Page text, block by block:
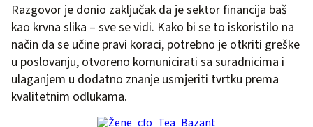
Razgovor je donio zaključak da je sektor financija baš
kao krvna slika – sve se vidi. Kako bi se to iskoristilo na
način da se učine pravi koraci, potrebno je otkriti greške
u poslovanju, otvoreno komunicirati sa suradnicima i
ulaganjem u dodatno znanje usmjeriti tvrtku prema
kvalitetnim odlukama.